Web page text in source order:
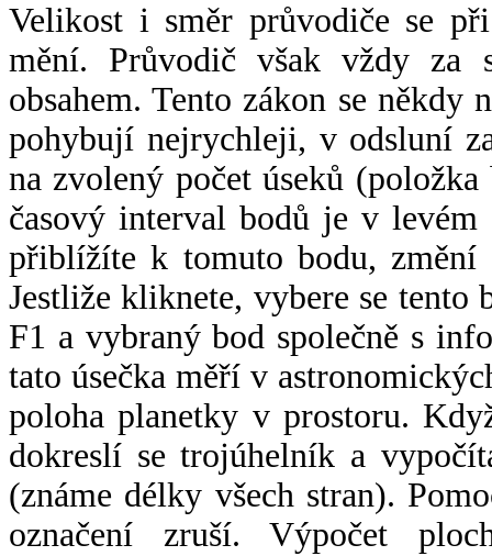
Velikost i směr průvodiče se
mění. Průvodič však vždy za
obsahem. Tento zákon se někdy
pohybují nejrychleji, v odsluní
na zvolený počet úseků
časový interval bodů je v
přiblížíte k tomuto bodu,
Jestliže kliknete, vybere se tento
F1 a vybraný bod společně s
tato úsečka měří v
poloha planetky v prostoru.
dokreslí se trojúhelník a
(známe délky všech stran).
označení zruší. Výpočet